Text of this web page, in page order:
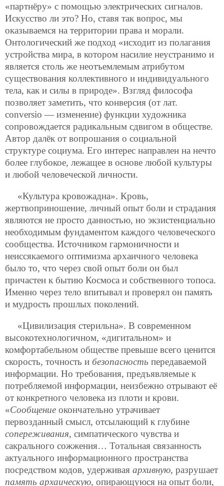
«партнёру» с помощью электрических сигналов.
Искусство ли это? Но, ставя так вопрос, мы
оказываемся на территории права и морали.
Онтологический же подход «исходит из полагания
устройства мира, в котором насилие неустранимо и
является столь же неотъемлемым атрибутом
существования коллективного и индивидуального
тела, как и силы в природе». Взгляд философа
позволяет заметить, что конверсия (от лат.
conversio — изменение) функции художника
сопровождается радикальным сдвигом в обществе.
Автор далёк от вопрошания о социальной
структуре социума. Его интерес направлен на нечто
более глубокое, лежащее в основе любой культуры
и любой человеческой личности.
«Культура кровожадна». Кровь,
жертвоприношение, личный опыт боли и страдания
являются не просто данностью, но экзистенциально
необходимым фундаментом каждого человеческого
сообщества. Источником гармоничности и
неиссякаемого оптимизма архаичного человека
было то, что через свой опыт боли он был
причастен к бытию Космоса и собственного топоса.
Именно через тело впитывал и проверял он память
и мудрость прошлых поколений.
«Цивилизация стерильна». В современном
высокотехнологичном, «дигитальном» и
комфортабельном обществе превыше всего ценится
скорость, точность и безопасность передаваемой
информации. Но требования, предъявляемые к
потребляемой информации, неизбежно отрывают её
от конкретного человека из плоти и крови.
«Сообщение окончательно утрачивает
первозданный смысл, отсылающий к глубине
сопереживания, симпатического чувства и
сакрального сожжения… Тотальная связанность
актуального информационного пространства
посредством кодов, удерживая архивную, разрушает
память архаическую, опирающуюся на опыт боли,